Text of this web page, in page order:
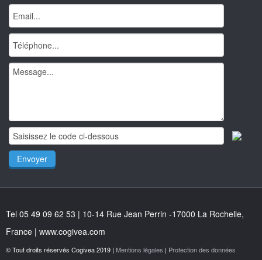
Tel 05 49 09 62 53 | 10-14 Rue Jean Perrin -17000 La Rochelle,
France | www.cogivea.com
© Tout droits réservés Cogivea 2019 | Mentions légales | Protection des données